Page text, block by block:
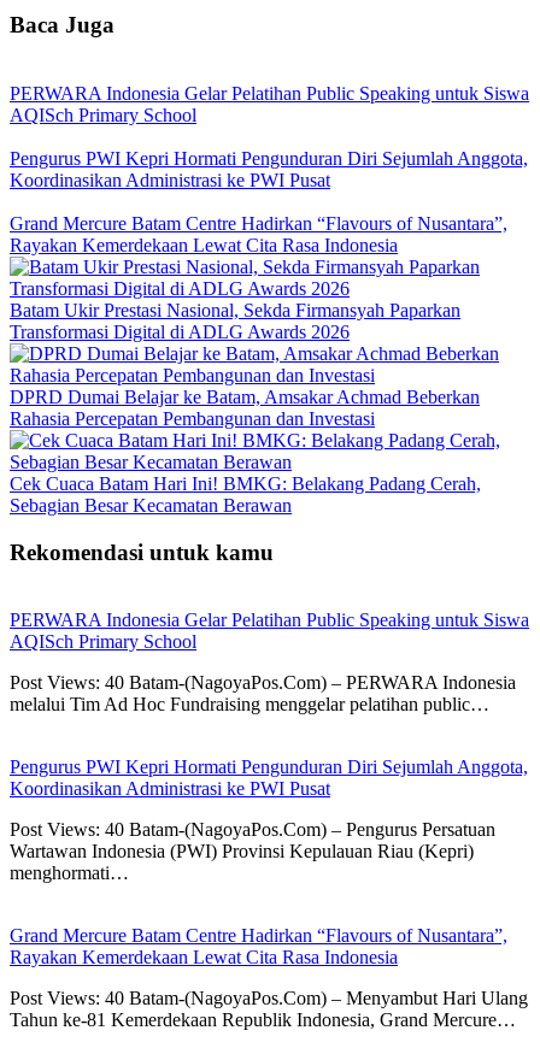
Baca Juga
PERWARA Indonesia Gelar Pelatihan Public Speaking untuk Siswa
AQISch Primary School
Pengurus PWI Kepri Hormati Pengunduran Diri Sejumlah Anggota,
Koordinasikan Administrasi ke PWI Pusat
Grand Mercure Batam Centre Hadirkan “Flavours of Nusantara”,
Rayakan Kemerdekaan Lewat Cita Rasa Indonesia
Batam Ukir Prestasi Nasional, Sekda Firmansyah Paparkan
Transformasi Digital di ADLG Awards 2026
DPRD Dumai Belajar ke Batam, Amsakar Achmad Beberkan
Rahasia Percepatan Pembangunan dan Investasi
Cek Cuaca Batam Hari Ini! BMKG: Belakang Padang Cerah,
Sebagian Besar Kecamatan Berawan
Rekomendasi untuk kamu
PERWARA Indonesia Gelar Pelatihan Public Speaking untuk Siswa
AQISch Primary School
Post Views: 40 Batam-(NagoyaPos.Com) – PERWARA Indonesia
melalui Tim Ad Hoc Fundraising menggelar pelatihan public…
Pengurus PWI Kepri Hormati Pengunduran Diri Sejumlah Anggota,
Koordinasikan Administrasi ke PWI Pusat
Post Views: 40 Batam-(NagoyaPos.Com) – Pengurus Persatuan
Wartawan Indonesia (PWI) Provinsi Kepulauan Riau (Kepri)
menghormati…
Grand Mercure Batam Centre Hadirkan “Flavours of Nusantara”,
Rayakan Kemerdekaan Lewat Cita Rasa Indonesia
Post Views: 40 Batam-(NagoyaPos.Com) – Menyambut Hari Ulang
Tahun ke-81 Kemerdekaan Republik Indonesia, Grand Mercure…